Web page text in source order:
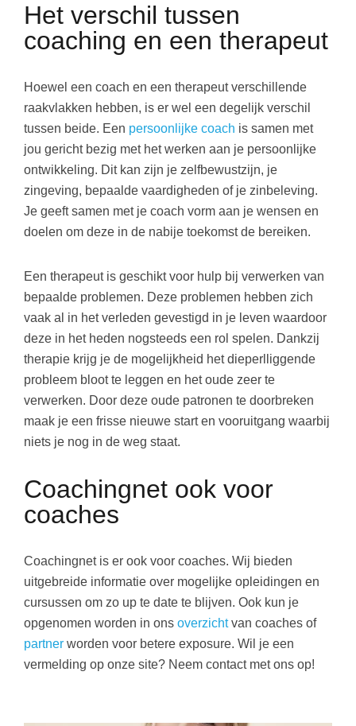
Het verschil tussen
coaching en een therapeut
Hoewel een coach en een therapeut verschillende
raakvlakken hebben, is er wel een degelijk verschil
tussen beide. Een persoonlijke coach is samen met
jou gericht bezig met het werken aan je persoonlijke
ontwikkeling. Dit kan zijn je zelfbewustzijn, je
zingeving, bepaalde vaardigheden of je zinbeleving.
Je geeft samen met je coach vorm aan je wensen en
doelen om deze in de nabije toekomst de bereiken.
Een therapeut is geschikt voor hulp bij verwerken van
bepaalde problemen. Deze problemen hebben zich
vaak al in het verleden gevestigd in je leven waardoor
deze in het heden nogsteeds een rol spelen. Dankzij
therapie krijg je de mogelijkheid het dieperlliggende
probleem bloot te leggen en het oude zeer te
verwerken. Door deze oude patronen te doorbreken
maak je een frisse nieuwe start en vooruitgang waarbij
niets je nog in de weg staat.
Coachingnet ook voor
coaches
Coachingnet is er ook voor coaches. Wij bieden
uitgebreide informatie over mogelijke opleidingen en
cursussen om zo up te date te blijven. Ook kun je
opgenomen worden in ons overzichtvan coaches of
partner worden voor betere exposure. Wil je een
vermelding op onze site? Neem contact met ons op!